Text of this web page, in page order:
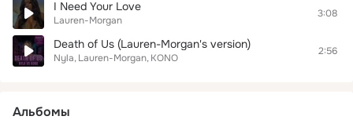
I Need Your Love
Lauren-Morgan
3:08
Death of Us (Lauren-Morgan's version)
Nyla Lauren-Morgan KONO
2:56
Альбомы